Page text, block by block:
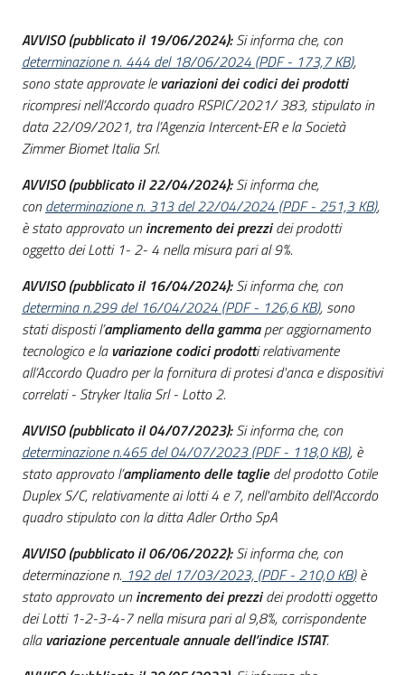
Supporto
Piattaforme
telematiche
English
site
su
AVVISO (pubblicato il 19/06/2024):Si informa che, con
determinazione n. 444 del 18/06/2024 (PDF- 173,7 KB),
sono state approvate le variazioni dei codici dei prodotti
ricompresi nell’Accordo quadro RSPIC/2021/ 383, stipulato in
data 22/09/2021, tra l’Agenzia Intercent-ER e la Società
Zimmer Biomet Italia Srl.
AVVISO (pubblicato il 22/04/2024):Si informa che,
con determinazione n. 313 del 22/04/2024 (PDF- 251,3 KB),
è stato approvato un incremento dei prezzidei prodotti
oggetto dei Lotti 1- 2- 4 nella misura pari al 9%.
AVVISO (pubblicato il 16/04/2024):Si informa che, con
determina n.299 del 16/04/2024 (PDF- 126,6 KB), sono
stati disposti l’ampliamento della gammaper aggiornamento
tecnologico e la variazione codici prodotti relativamente
all’Accordo Quadro per la fornitura di protesi d'anca e dispositivi
correlati - Stryker Italia Srl - Lotto 2.
AVVISO (pubblicato il 04/07/2023):Si informa che, con
determinazione n.465 del 04/07/2023(PDF- 118,0 KB), è
stato approvato l’ampliamento delle tagliedel prodotto Cotile
Duplex S/C, relativamente ai lotti 4 e 7, nell'ambito dell'Accordo
quadro stipulato con la dittaAdler Ortho SpA
AVVISO (pubblicato il 06/06/2022):Si informa che, con
determinazione n. 192 del 17/03/2023, (PDF- 210,0 KB)è
stato approvato un incremento dei prezzidei prodotti oggetto
dei Lotti 1-2-3-4-7 nella misura pari al 9,8%, corrispondente
alla variazione percentuale annuale dell’indice ISTAT.